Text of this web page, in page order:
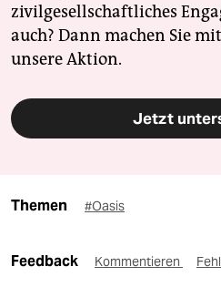
zivilgesellschaftliches
auch? Dann machen Sie
unsere Aktion.
Jetzt
Themen #Oasis
Feedback Kommentieren